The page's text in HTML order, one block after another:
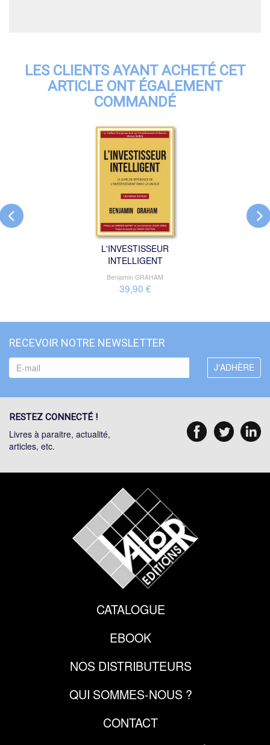
LES CLIENTS AYANT ACHETÉ CET
ARTICLE ONT ÉGALEMENT
COMMANDÉ
L'INVESTISSEUR
INTELLIGENT
Benjamin GRAHAM
39,90 €
RECEVOIR NOTRE NEWSLETTER
RESTEZ CONNECTÉ !
Livres à paraitre, actualité,
articles, etc.
CATALOGUE
EBOOK
NOS DISTRIBUTEURS
QUI SOMMES-NOUS ?
CONTACT